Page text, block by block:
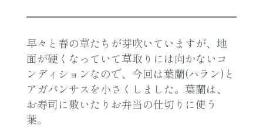
早々と春の草たちが芽吹いていますが、地
面が硬くなっていて草取りには向かないコ
ンディションなので、今回は葉蘭(ハラン)と
アガパンサスを小さくしました。葉蘭は、
お寿司に敷いたりお弁当の仕切りに使う
葉。